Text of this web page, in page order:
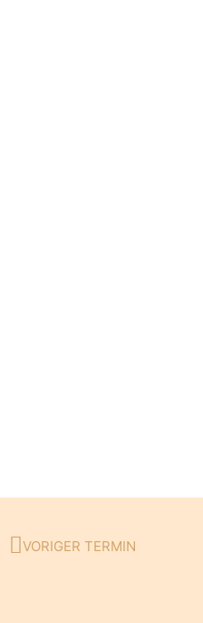
Zurück
VORIGER TERMIN